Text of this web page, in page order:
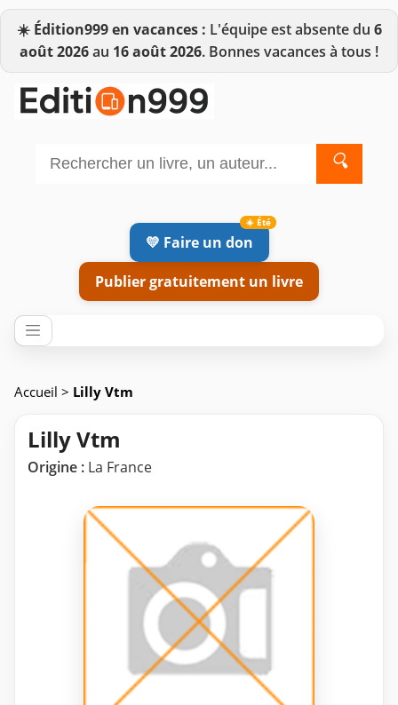
☀️ Édition999 en vacances : L'équipe est absente du 6
août 2026au 16 août 2026. Bonnes vacances à tous !
🔍
💛 Faire un don
Publier gratuitement un livre
Accueil > Lilly Vtm
Lilly Vtm
Origine : La France